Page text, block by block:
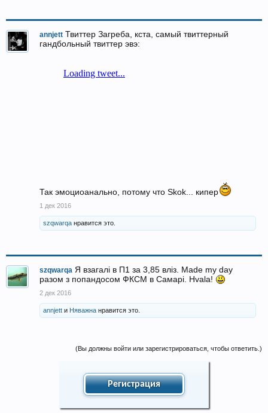
annjett Твиттер Загреба, кста, самый твиттерный
гандбольный твиттер эвэ:
Так эмоциоанально, потому что Skok... кипер
1 дек 2016
szqwarqa нравится это.
szqwarqa Я взагалі в П1 за 3,85 вліз. Made my day
разом з попандосом ФКСМ в Самарі. Hvala!
2 дек 2016
annjett и Няважна нравится это.
(Вы должны войти или зарегистрироваться, чтобы ответить.)
Регистрация